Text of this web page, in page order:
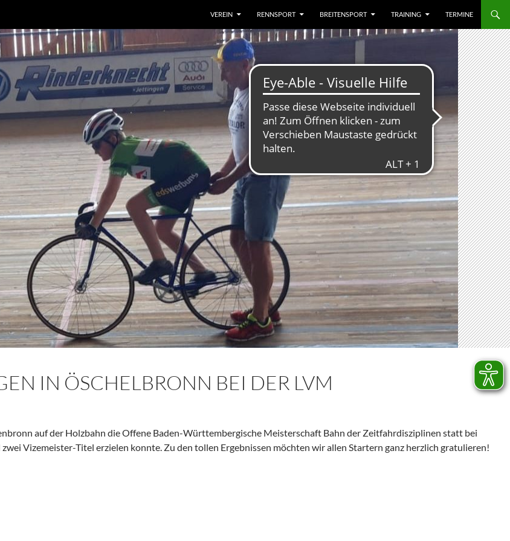
VEREIN RENNSPORT BREITENSPORT TRAINING TERMINE
IN ÖSCHELBRONN BEI DER LVM
auf der Holzbahn die Offene Baden-Württembergische Meisterschaft Bahn der Zeitfahrdisziplinen statt bei
Vizemeister-Titel erzielen konnte. Zu den tollen Ergebnissen möchten wir allen Startern ganz herzlich gratulieren!